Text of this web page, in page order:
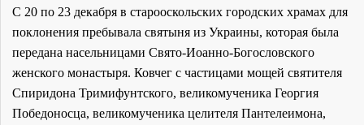
С 20 по 23 декабря в старооскольских городских храмах для
поклонения пребывала святыня из Украины, которая была
передана насельницами Свято-Иоанно-Богословского
женского монастыря. Ковчег с частицами мощей святителя
Спиридона Тримифунтского, великомученика Георгия
Победоносца, великомученика целителя Пантелеимона,